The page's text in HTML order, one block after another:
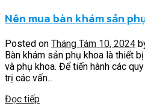
Nên mua bàn khám sản
Posted on Tháng Tám 10, 2024
Bàn khám sản phụ khoa là thiết
và phụ khoa. Để tiến hành các
trị các vấn...
Đọc tiếp